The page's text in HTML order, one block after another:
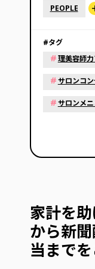
PEOPLE
#タグ
#理美容師
#サロンコ
#サロンメ
家計を
から新
当まで